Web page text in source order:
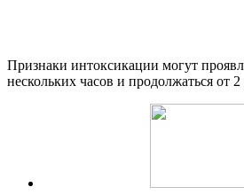
Признаки интоксикации могут
нескольких часов и продолжаться от